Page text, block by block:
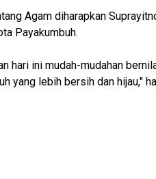
Agam diharapkan
Payakumbuh.
hari ini mudah-mudahan
yang lebih bersih dan hijau,"